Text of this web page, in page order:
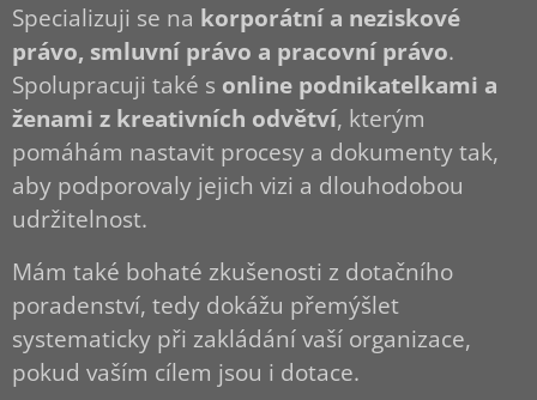
Specializuji se na korporátní a neziskové
právo, smluvní právo a pracovní právo.
Spolupracuji také s online podnikatelkami a
ženami z kreativních odvětví, kterým
pomáhám nastavit procesy a dokumenty tak,
aby podporovaly jejich vizi a dlouhodobou
udržitelnost.
Mám také bohaté zkušenosti z dotačního
poradenství, tedy dokážu přemýšlet
systematicky při zakládání vaší organizace,
pokud vaším cílem jsou i dotace.